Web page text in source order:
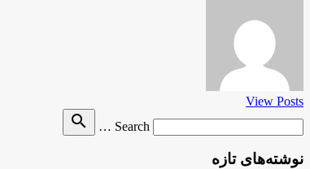
View Posts
Search …
search
نوشته‌های تازه